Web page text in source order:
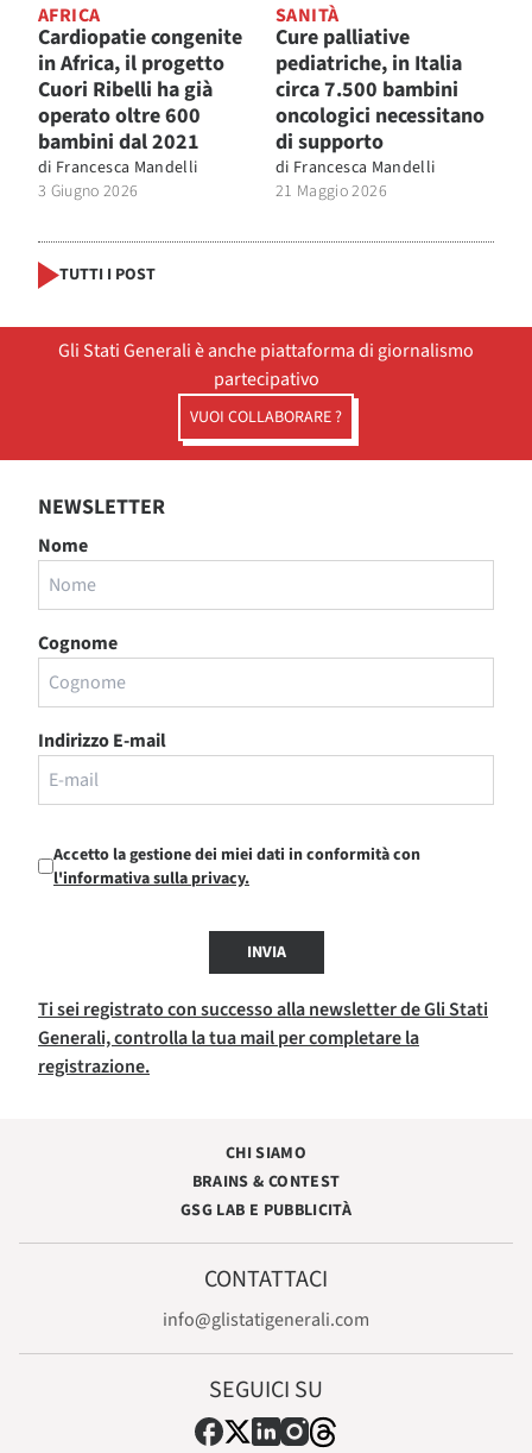
AFRICA
Cardiopatie congenite
in Africa, il progetto
Cuori Ribelli ha già
operato oltre 600
bambini dal 2021
di Francesca Mandelli
3 Giugno 2026
SANITÀ
Cure palliative
pediatriche, in Italia
circa 7.500 bambini
oncologici necessitano
di supporto
di Francesca Mandelli
21 Maggio 2026
TUTTI I POST
Gli Stati Generali è anche piattaforma di giornalismo
partecipativo
VUOI COLLABORARE ?
NEWSLETTER
Nome
Cognome
Indirizzo E-mail
Accetto la gestione dei miei dati in conformità con
l'informativa sulla privacy.
INVIA
Ti sei registrato con successo alla newsletter de Gli Stati
Generali, controlla la tua mail per completare la
registrazione.
CHI SIAMO
BRAINS & CONTEST
GSG LAB E PUBBLICITÀ
CONTATTACI
info@glistatigenerali.com
SEGUICI SU